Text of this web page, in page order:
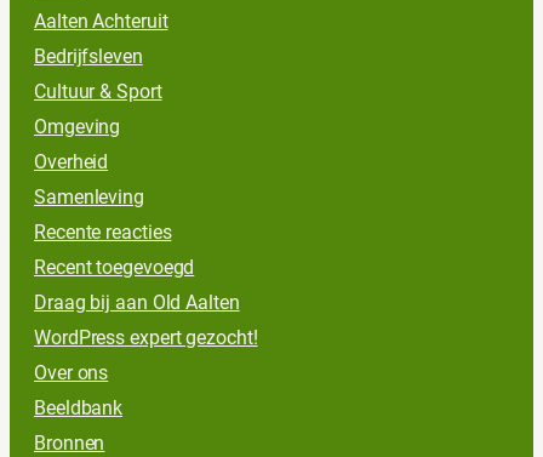
Aalten Achteruit
Bedrijfsleven
Cultuur & Sport
Omgeving
Overheid
Samenleving
Recente reacties
Recent toegevoegd
Draag bij aan Old Aalten
WordPress expert gezocht!
Over ons
Beeldbank
Bronnen